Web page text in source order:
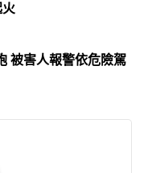
被害人報警依危險駕